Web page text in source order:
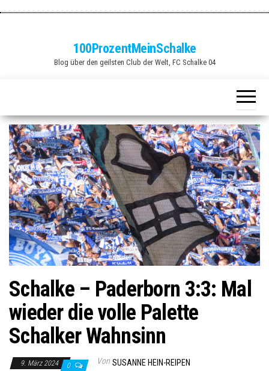
100ProzentMeinSchalke
Blog über den geilsten Club der Welt, FC Schalke 04
Schalke – Paderborn 3:3: Mal
wieder die volle Palette
Schalker Wahnsinn
9. März 2024 0 Von SUSANNE HEIN-REIPEN